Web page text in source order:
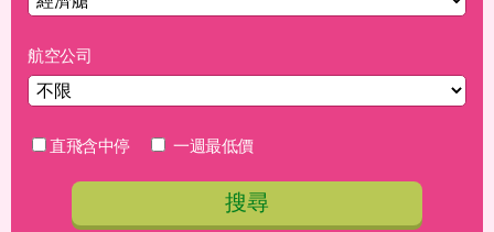
航空公司
直飛含中停 一週最低價
搜尋